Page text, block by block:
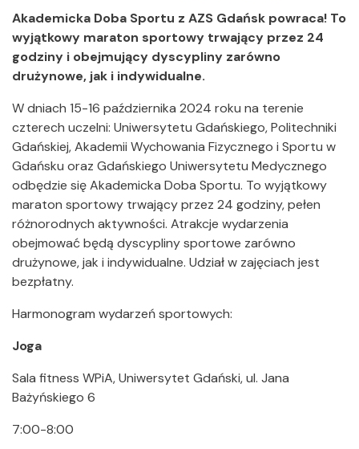
Akademicka Doba Sportu z AZS Gdańsk powraca! To
wyjątkowy maraton sportowy trwający przez 24
godziny i obejmujący dyscypliny zarówno
drużynowe, jak i indywidualne.
W dniach 15-16 października 2024 roku na terenie
czterech uczelni: Uniwersytetu Gdańskiego, Politechniki
Gdańskiej, Akademii Wychowania Fizycznego i Sportu w
Gdańsku oraz Gdańskiego Uniwersytetu Medycznego
odbędzie się Akademicka Doba Sportu. To wyjątkowy
maraton sportowy trwający przez 24 godziny, pełen
różnorodnych aktywności. Atrakcje wydarzenia
obejmować będą dyscypliny sportowe zarówno
drużynowe, jak i indywidualne. Udział w zajęciach jest
bezpłatny.
Harmonogram wydarzeń sportowych:
Joga
Sala fitness WPiA, Uniwersytet Gdański, ul. Jana
Bażyńskiego 6
7:00-8:00